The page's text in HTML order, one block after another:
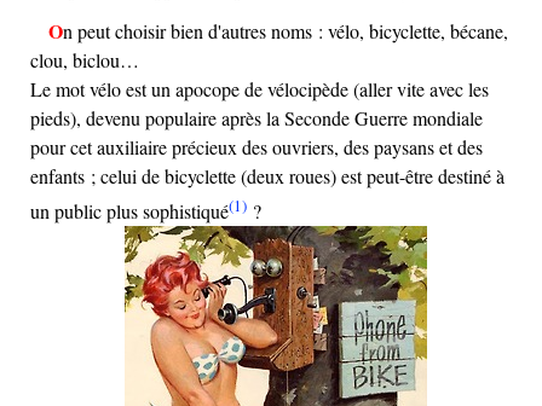
On peut choisir bien d'autres noms : vélo, bicyclette, bécane,
clou, biclou…
Le mot vélo est un apocope de vélocipède (aller vite avec les
pieds), devenu populaire après la Seconde Guerre mondiale
pour cet auxiliaire précieux des ouvriers, des paysans et des
enfants ; celui de bicyclette (deux roues) est peut-être destiné à
un public plus sophistiqué(1) ?